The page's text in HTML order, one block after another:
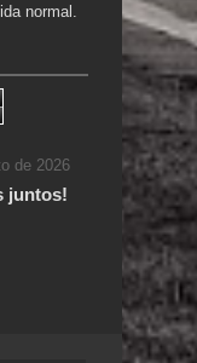
normal.
de 2026
juntos!